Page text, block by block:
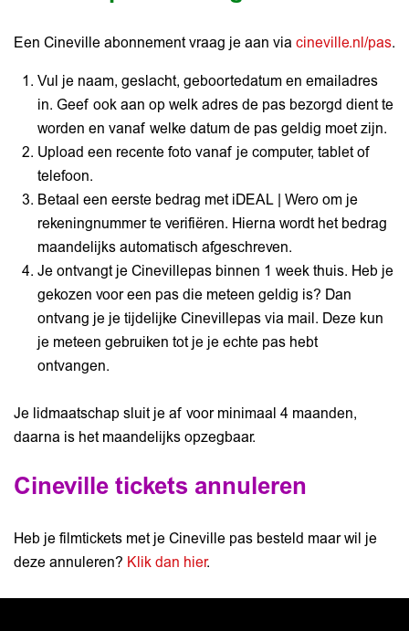
Een Cineville abonnement vraag je aan via cineville.nl/pas.
Vul je naam, geslacht, geboortedatum en emailadres
in. Geef ook aan op welk adres de pas bezorgd dient te
worden en vanaf welke datum de pas geldig moet zijn.
Upload een recente foto vanaf je computer, tablet of
telefoon.
Betaal een eerste bedrag met iDEAL | Wero om je
rekeningnummer te verifiëren. Hierna wordt het bedrag
maandelijks automatisch afgeschreven.
Je ontvangt je Cinevillepas binnen 1 week thuis. Heb je
gekozen voor een pas die meteen geldig is? Dan
ontvang je je tijdelijke Cinevillepas via mail. Deze kun
je meteen gebruiken tot je je echte pas hebt
ontvangen.
Je lidmaatschap sluit je af voor minimaal 4 maanden,
daarna is het maandelijks opzegbaar.
Cineville tickets annuleren
Heb je filmtickets met je Cineville pas besteld maar wil je
deze annuleren? Klik dan hier.